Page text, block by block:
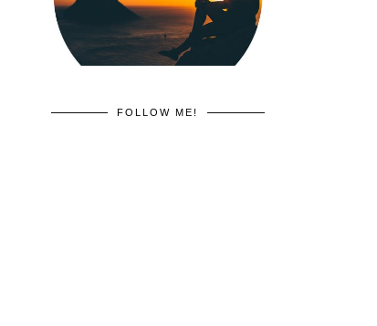
FOLLOW ME!